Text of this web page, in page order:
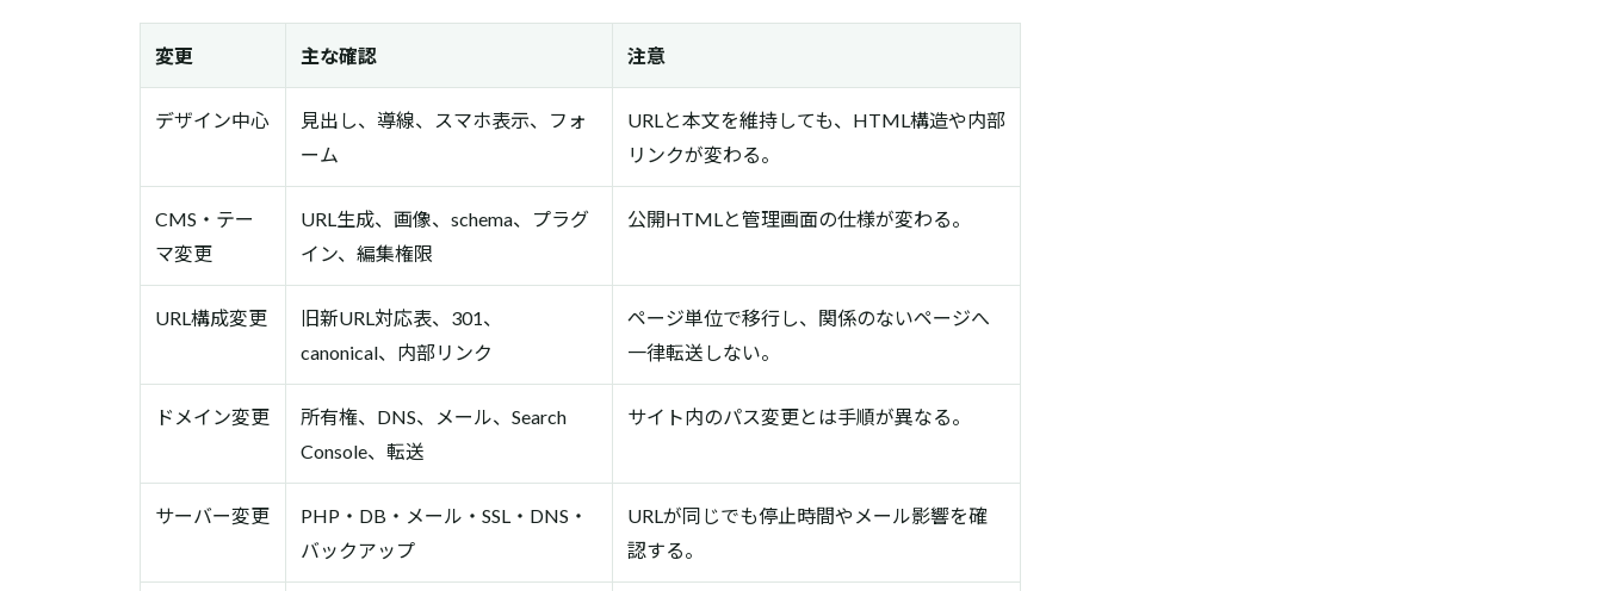
変更 主な確認 注意
デザイン中心
見出し、導線、スマホ表示、フォ
ーム
URLと本文を維持しても、HTML構造や内部
リンクが変わる。
CMS・テー
マ変更
URL生成、画像、schema、プラグ
イン、編集権限
公開HTMLと管理画面の仕様が変わる。
URL構成変更
旧新URL対応表、301、
canonical、内部リンク
ページ単位で移行し、関係のないページへ
一律転送しない。
ドメイン変更
所有権、DNS、メール、Search
Console、転送
サイト内のパス変更とは手順が異なる。
サーバー変更
PHP・DB・メール・SSL・DNS・
バックアップ
URLが同じでも停止時間やメール影響を確
認する。